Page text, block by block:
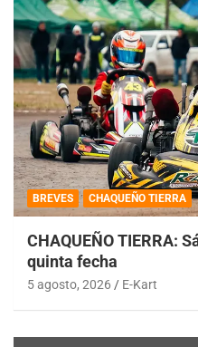
BREVES CHAQUEÑO TIERRA
CHAQUEÑO TIERRA:
quinta fecha
5 agosto, 2026 E-Kart